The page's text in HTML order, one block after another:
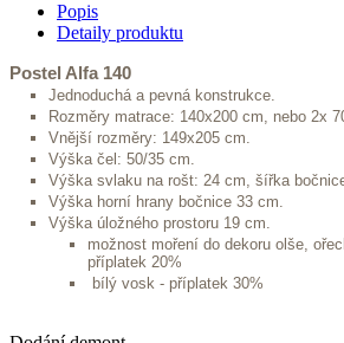
Popis
Detaily produktu
Postel Alfa 140
Jednoduchá a pevná konstrukce.
Rozměry matrace: 140x200 cm, nebo 2x
Vnější rozměry: 149x205 cm.
Výška čel: 50/35 cm.
Výška svlaku na rošt: 24 cm, šířka
Výška horní hrany bočnice 33 cm.
Výška úložného prostoru 19 cm.
možnost moření do dekoru olše,
příplatek 20%
bílý vosk - příplatek 30%